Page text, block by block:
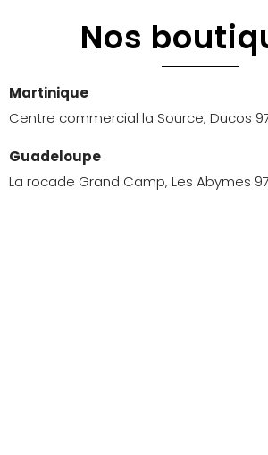
Nos
Martinique
Centre commercial la Source, Ducos
Guadeloupe
La rocade Grand Camp, Les Abymes